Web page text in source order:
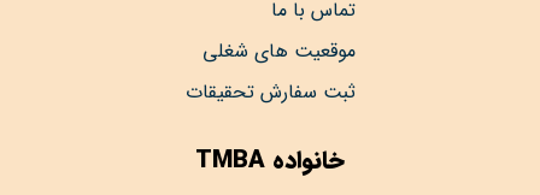
تماس با ما
موقعیت های شغلی
ثبت سفارش تحقیقات
خانواده TMBA